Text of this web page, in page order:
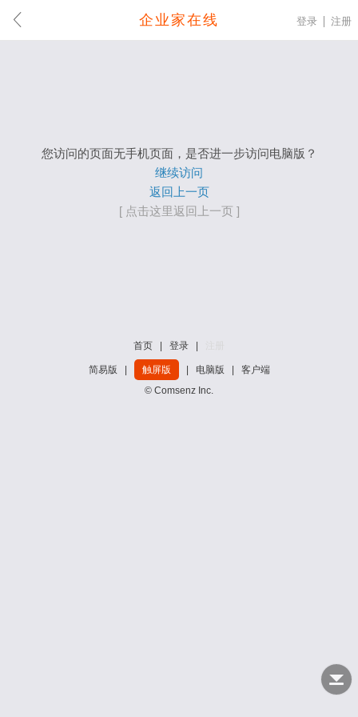
企业家在线 登录 注册
您访问的页面无手机页面，是否进一步访问电脑版？
继续访问
返回上一页
[ 点击这里返回上一页 ]
首页 登录
简易版 触屏版 电脑版
客户端
© Comsenz Inc.